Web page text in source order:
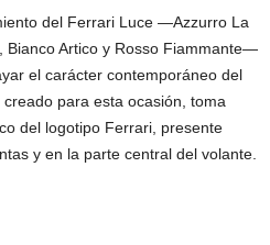
del Ferrari Luce —Azzurro La
Bianco Artico y Rosso Fiammante—
el carácter contemporáneo del
para esta ocasión, toma
del logotipo Ferrari, presente
y en la parte central del volante.